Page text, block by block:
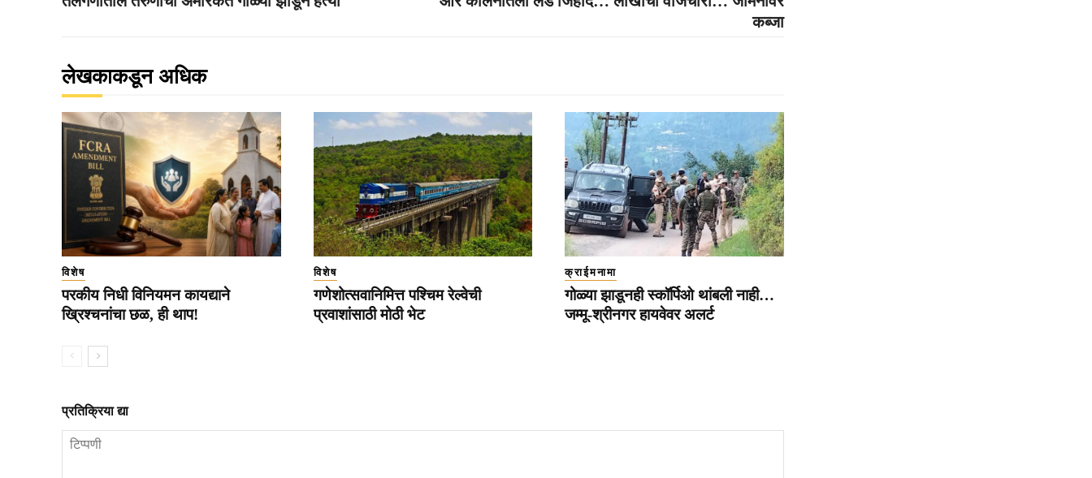
कब्जा
लेखकाकडून अधिक
विशेष
परकीय निधी विनियमन कायद्याने
ख्रिश्चनांचा छळ, ही थाप!
विशेष
गणेशोत्सवानिमित्त पश्चिम रेल्वेची
प्रवाशांसाठी मोठी भेट
क्राईमनामा
गोळ्या झाडूनही स्कॉर्पिओ थांबली नाही…
जम्मू-श्रीनगर हायवेवर अलर्ट
प्रतिक्रिया द्या